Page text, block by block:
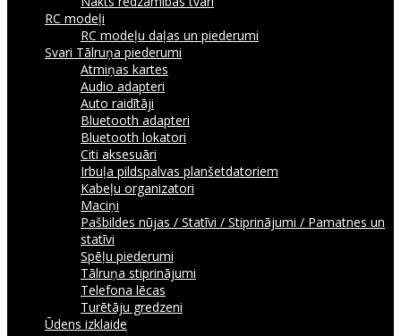
RC modeļi
RC modeļu daļas un piederumi
Svari Tālruņa piederumi
Atmiņas kartes
Audio adapteri
Auto raidītāji
Bluetooth adapteri
Bluetooth lokatori
Citi aksesuāri
Irbuļa pildspalvas planšetdatoriem
Kabeļu organizatori
Maciņi
Pašbildes nūjas / Statīvi / Stiprinājumi / Pamatnes un
statīvi
Spēļu piederumi
Tālruņa stiprinājumi
Telefona lēcas
Turētāju gredzeni
Ūdens izklaide